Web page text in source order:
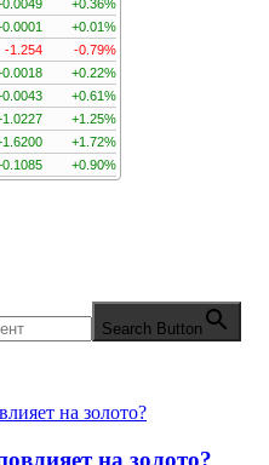
+0.36%
+0.01%
-1.254
-0.79%
+0.22%
+0.61%
+1.25%
+1.72%
+0.90%
Search Button
на золото?